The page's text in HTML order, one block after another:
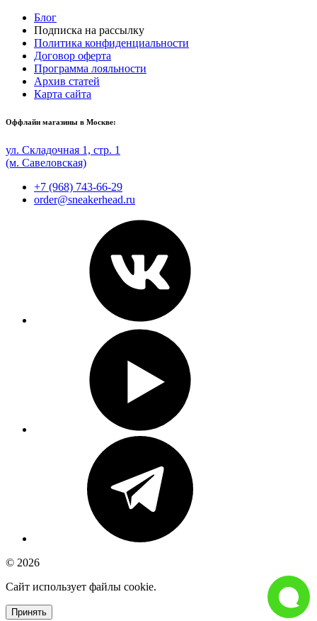
Блог
Подписка на рассылку
Политика конфиденциальности
Договор оферта
Программа лояльности
Архив статей
Карта сайта
Оффлайн магазины в Москве:
ул. Складочная 1, стр. 1
(м. Савеловская)
+7 (968) 743-66-29
order@sneakerhead.ru
© 2026
Сайт использует файлы cookie.
Принять